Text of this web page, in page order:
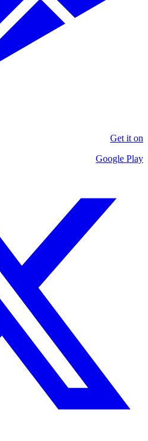
Get it on
Google Play